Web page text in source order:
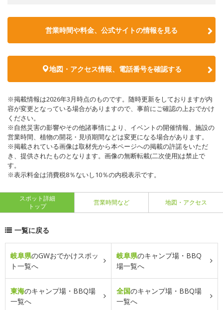
営業時間や料金、公式サイトの情報を見る
地図・アクセス情報、電話番号を確認する
※掲載情報は2026年3月時点のものです。随時更新をしておりますが内
容が変更となっている場合がありますので、事前にご確認の上おでかけ
ください。
※自然災害の影響やその他諸事情により、イベントの開催情報、施設の
営業時間、植物の開花・見頃期間などは変更になる場合があります。
※掲載されている画像は取材先から本ページへの掲載の許諾をいただ
き、提供されたものとなります。画像の無断転載(二次使用)は禁止で
す。
※表示料金は消費税8％ないし10％の内税表示です。
スポット詳細
トップ
営業時間など 地図・アクセス
一覧に戻る
岐阜県のGWおでかけスポッ
ト一覧へ
岐阜県のキャンプ場・BBQ
場一覧へ
東海のキャンプ場・BBQ場
一覧へ
全国のキャンプ場・BBQ場
一覧へ